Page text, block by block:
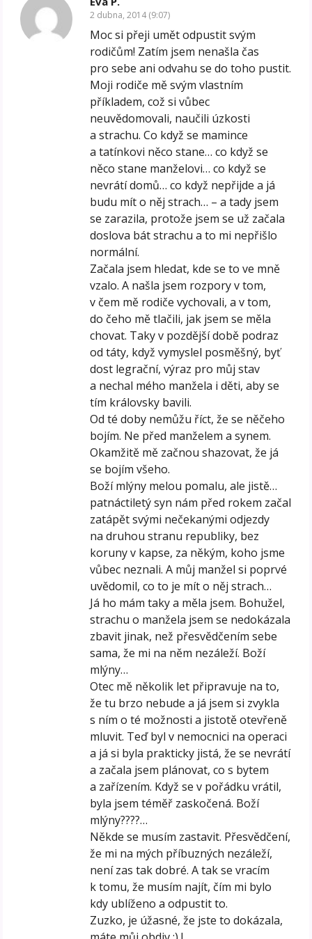
2 dubna, 2014 (9:07)
Moc si přeji umět odpustit svým
rodičům! Zatím jsem nenašla čas
pro sebe ani odvahu se do toho pustit.
Moji rodiče mě svým vlastním
příkladem, což si vůbec
neuvědomovali, naučili úzkosti
a strachu. Co když se mamince
a tatínkovi něco stane… co když se
něco stane manželovi… co když se
nevrátí domů… co když nepřijde a já
budu mít o něj strach… – a tady jsem
se zarazila, protože jsem se už začala
doslova bát strachu a to mi nepřišlo
normální.
Začala jsem hledat, kde se to ve mně
vzalo. A našla jsem rozpory v tom,
v čem mě rodiče vychovali, a v tom,
do čeho mě tlačili, jak jsem se měla
chovat. Taky v pozdější době podraz
od táty, když vymyslel posměšný, byť
dost legrační, výraz pro můj stav
a nechal mého manžela i děti, aby se
tím královsky bavili.
Od té doby nemůžu říct, že se něčeho
bojím. Ne před manželem a synem.
Okamžitě mě začnou shazovat, že já
se bojím všeho.
Boží mlýny melou pomalu, ale jistě…
patnáctiletý syn nám před rokem začal
zatápět svými nečekanými odjezdy
na druhou stranu republiky, bez
koruny v kapse, za někým, koho jsme
vůbec neznali. A můj manžel si poprvé
uvědomil, co to je mít o něj strach…
Já ho mám taky a měla jsem. Bohužel,
strachu o manžela jsem se nedokázala
zbavit jinak, než přesvědčením sebe
sama, že mi na něm nezáleží. Boží
mlýny…
Otec mě několik let připravuje na to,
že tu brzo nebude a já jsem si zvykla
s ním o té možnosti a jistotě otevřeně
mluvit. Teď byl v nemocnici na operaci
a já si byla prakticky jistá, že se nevrátí
a začala jsem plánovat, co s bytem
a zařízením. Když se v pořádku vrátil,
byla jsem téměř zaskočená. Boží
mlýny????…
Někde se musím zastavit. Přesvědčení,
že mi na mých příbuzných nezáleží,
není zas tak dobré. A tak se vracím
k tomu, že musím najít, čím mi bylo
kdy ublíženo a odpustit to.
Zuzko, je úžasné, že jste to dokázala,